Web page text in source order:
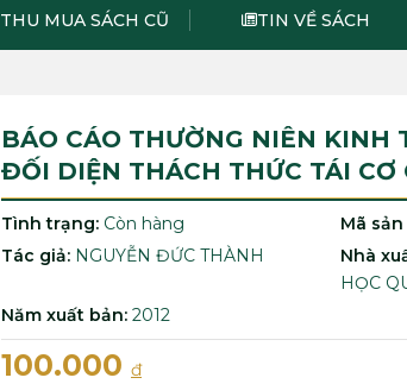
THU MUA SÁCH CŨ TIN VỀ SÁCH
BÁO CÁO THƯỜNG NIÊN KINH
ĐỐI DIỆN THÁCH THỨC TÁI CƠ
Tình trạng: Còn hàng Mã
Tác giả: NGUYỄN ĐỨC THÀNH Nhà
HỌC
Năm xuất bản: 2012
100.000 đ